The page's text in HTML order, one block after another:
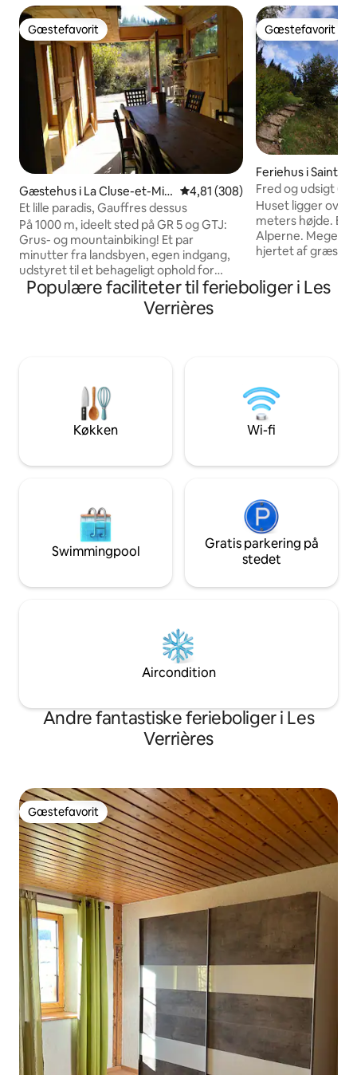
Gæstefavorit
Gæstefavorit
Gæstehus i La Cluse-et-Mijo
ux
4,81 ud af 5 i gennemsnitlig
4,81 (308)
Et lille paradis, Gauffres dessus
På 1000 m, ideelt sted på GR 5 og GTJ:
Grus- og mountainbiking! Et par
minutter fra landsbyen, egen indgang,
udstyret til et behageligt ophold for
familier eller vennegrupper. Køkkenet
åbner til stuen, tv-lounge, badeværelse,
Lagner og sengetøj, vaskemaskine,
tørretumbler, strygning, grill.
Gæstefavorit
Gæstefavorit
Feriehus i Sainte-
Fred og udsigt
Helt hjem
Huset ligger over
meters højde. En
Alperne. Meget
hjertet af
Francigena. Om
til vandreture i
behageligt
Populære faciliteter til ferieboliger i Les
Verrières
Køkken Wi-fi
Swimmingpool
Gratis parkering på
stedet
Aircondition
Andre fantastiske ferieboliger i Les
Verrières
Gæstefavorit
Gæstefavorit